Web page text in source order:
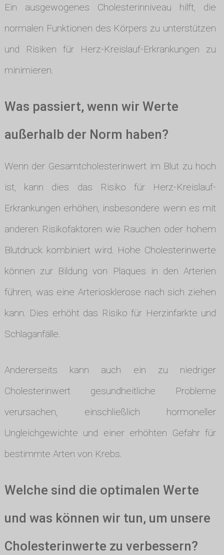
Ein ausgewogenes Cholesterinniveau hilft, die
normalen Funktionen des Körpers zu unterstützen
und Risiken für Herz-Kreislauf-Erkrankungen zu
minimieren.
Was passiert, wenn wir Werte
außerhalb der Norm haben?
Wenn der Gesamtcholesterinwert im Blut zu hoch
ist, kann dies das Risiko für Herz-Kreislauf-
Erkrankungen erhöhen, insbesondere wenn es mit
anderen Risikofaktoren wie Rauchen oder hohem
Blutdruck kombiniert wird. Hohe Cholesterinwerte
können zur Bildung von Plaques in den Arterien
führen, was eine Arteriosklerose nach sich ziehen
kann. Dies erhöht das Risiko für Herzinfarkte und
Schlaganfälle.
Andererseits kann auch ein zu niedriger
Cholesterinwert gesundheitliche Probleme
verursachen, einschließlich hormoneller
Ungleichgewichte und einer erhöhten Gefahr für
bestimmte Arten von Krebs.
Welche sind die optimalen Werte
und was können wir tun, um unsere
Cholesterinwerte zu verbessern?